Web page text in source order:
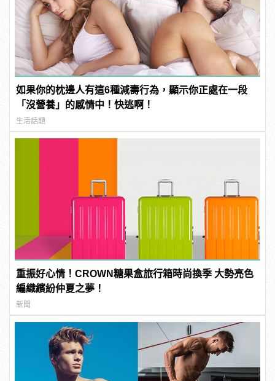
如果你的枕邊人有這6種減壽行為，顯示你正處在一段
「沒營養」的感情中！快逃啊！
生活話題
重振好心情！CROWN糖果盒旅行箱時尚換季 大勢亮色
編織繽紛仲夏之夢！
新聞